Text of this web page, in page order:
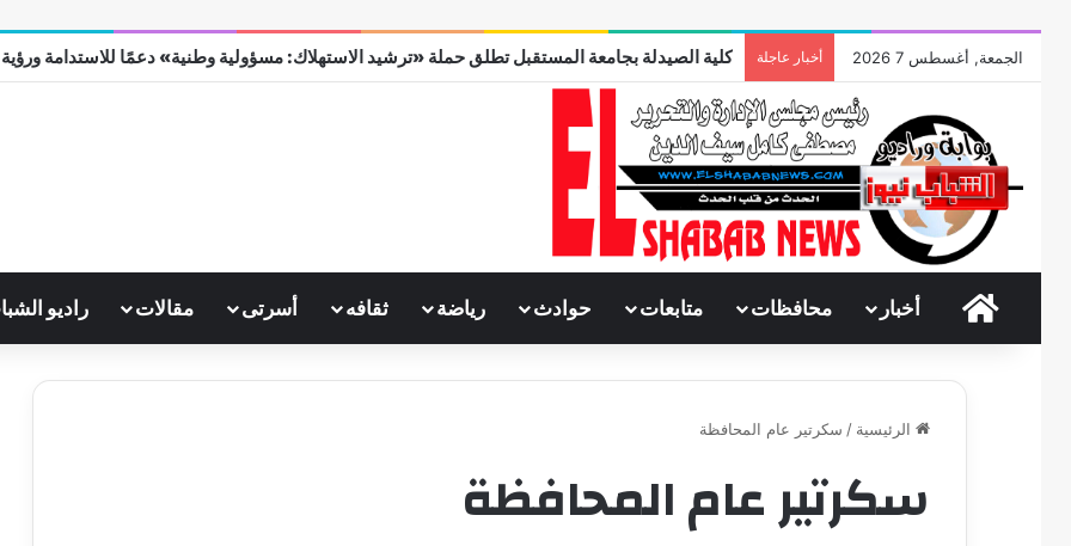
الجمعة, أغسطس 7 2026 أخبار عاجلة كلية الصيدلة بجامعة المستقبل تطلق حملة «ترشيد الاستهلاك: مسؤولية وطنية» دعمًا للاستدامة ورؤية
الرئيسية
أخبار محافظات متابعات حوادث رياضة ثقافه أسرتى مقالات راديو
الرئيسية / سكرتير عام المحافظة
سكرتير عام المحافظة